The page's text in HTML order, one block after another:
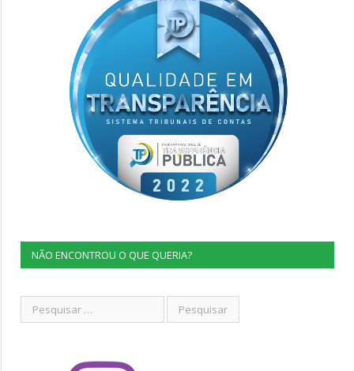
NÃO ENCONTROU O QUE QUERIA?